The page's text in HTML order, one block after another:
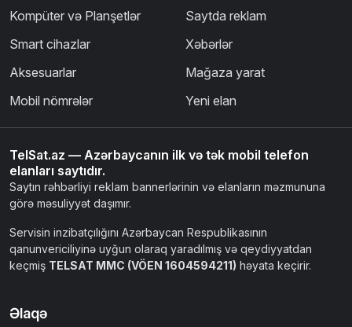
Kompüter və Planşetlər
Smart cihazlar
Aksesuarlar
Mobil nömrələr
Saytda reklam
Xəbərlər
Mağaza yarat
Yeni elan
TelSat.az — Azərbaycanın ilk və tək mobil telefon
elanları saytıdır.
Saytın rəhbərliyi reklam bannerlərinin və elanların məzmununa
görə məsuliyyət daşımır.
Servisin inzibatçılığını Azərbaycan Respublikasının
qanunvericiliyinə uyğun olaraq yaradılmış və qeydiyyatdan
keçmiş TELSAT MMC (VÖEN 1604594211) həyata keçirir.
Əlaqə